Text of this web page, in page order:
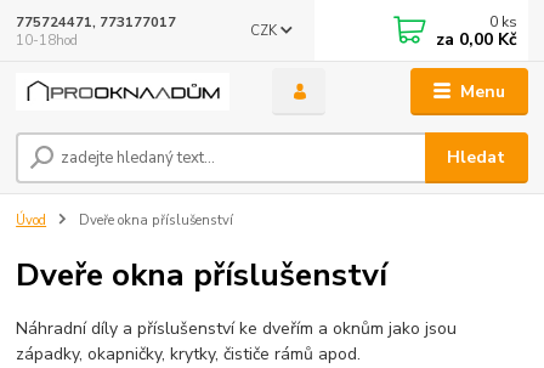
Menu
CZK
Hledat
775724471, 773177017
10-18hod
0 ks
za 0,00 Kč
Úvod Dveře okna příslušenství
Dveře okna příslušenství
Náhradní díly a příslušenství ke dveřím a oknům jako jsou
západky, okapničky, krytky, čističe rámů apod.